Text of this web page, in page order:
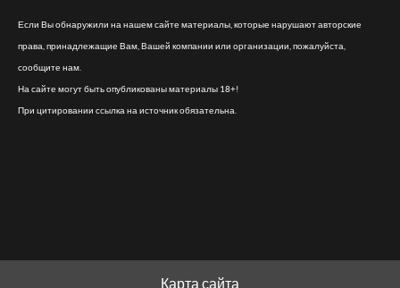
Если Вы обнаружили на нашем сайте материалы, которые нарушают авторские
права, принадлежащие Вам, Вашей компании или организации, пожалуйста,
сообщите нам.
На сайте могут быть опубликованы материалы 18+!
При цитировании ссылка на источник обязательна.
Карта сайта